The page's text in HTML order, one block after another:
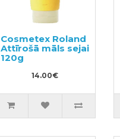
Cosmetex Roland
Attīrošā māls sejai
120g
14.00€